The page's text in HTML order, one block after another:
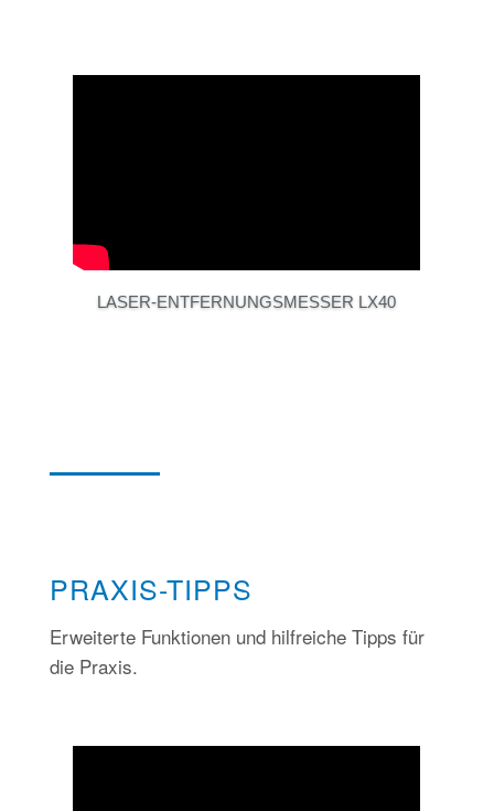
LASER-ENTFERNUNGSMESSER LX40
PRAXIS-TIPPS
Erweiterte Funktionen und hilfreiche Tipps für
die Praxis.